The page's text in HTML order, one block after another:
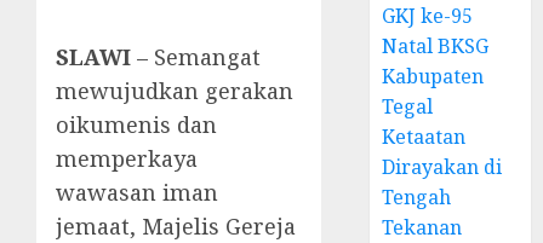
SLAWI – Semangat
mewujudkan gerakan
oikumenis dan
memperkaya
wawasan iman
jemaat, Majelis Gereja
GKJ ke-95
Natal BKSG
Kabupaten
Tegal
Ketaatan
Dirayakan di
Tengah
Tekanan